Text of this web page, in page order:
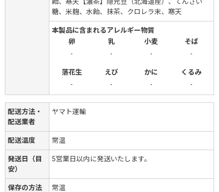
糖、米麹、水飴、抹茶、クロレラ末、寒天
本製品に含まれるアレルギー物質
卵
乳 小麦
そば
-
- - -
落花生 えび かに
くるみ
-
- - -
配送方法・
配送業者
ヤマト運輸
配送温度 常温
発送日（目
安）
5営業日以内に発送いたします。
保存の方法 常温